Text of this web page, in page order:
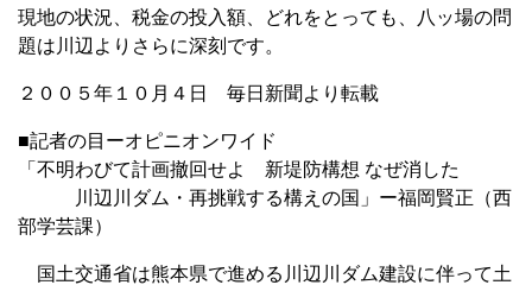
現地の状況、税金の投入額、どれをとっても、八ッ場の問
題は川辺よりさらに深刻です。
２００５年１０月４日 毎日新聞より転載
■記者の目ーオピニオンワイド
「不明わびて計画撤回せよ 新堤防構想 なぜ消した
川辺川ダム・再挑戦する構えの国」ー福岡賢正（西
部学芸課）
国土交通省は熊本県で進める川辺川ダム建設に伴って土